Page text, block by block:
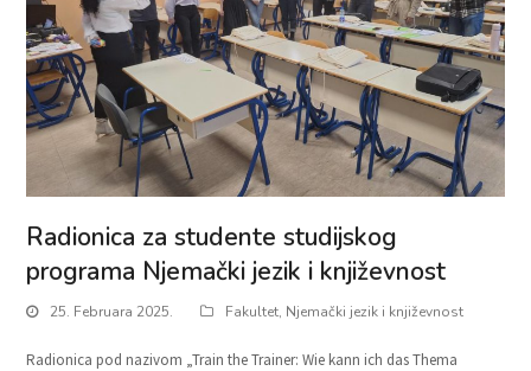
Radionica za studente studijskog
programa Njemački jezik i književnost
25. Februara 2025. Fakultet, Njemački jezik i književnost
Radionica pod nazivom „Train the Trainer: Wie kann ich das Thema